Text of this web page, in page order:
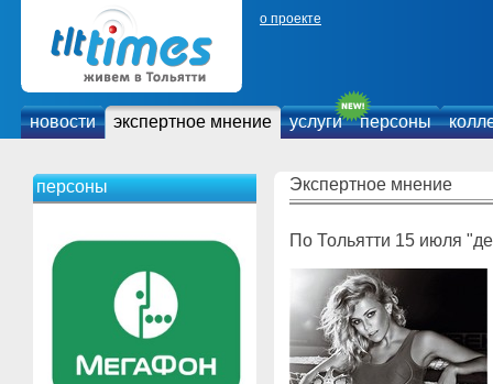
о проекте
новости экспертное мнение услуги персоны
персоны Экспертное мнение
По Тольятти 15 июля